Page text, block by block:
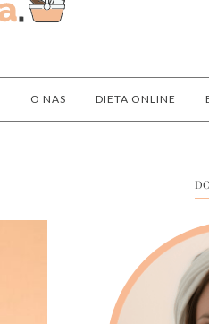
O NAS DIETA ONLINE